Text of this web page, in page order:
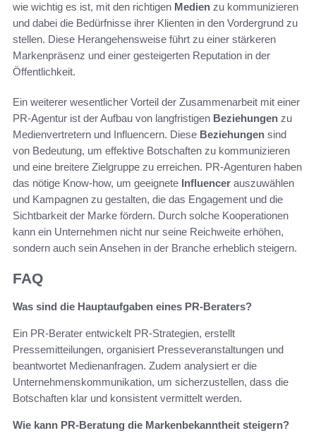
wie wichtig es ist, mit den richtigen Medien zu kommunizieren
und dabei die Bedürfnisse ihrer Klienten in den Vordergrund zu
stellen. Diese Herangehensweise führt zu einer stärkeren
Markenpräsenz und einer gesteigerten Reputation in der
Öffentlichkeit.
Ein weiterer wesentlicher Vorteil der Zusammenarbeit mit einer
PR-Agentur ist der Aufbau von langfristigen Beziehungen zu
Medienvertretern und Influencern. Diese Beziehungen sind
von Bedeutung, um effektive Botschaften zu kommunizieren
und eine breitere Zielgruppe zu erreichen. PR-Agenturen haben
das nötige Know-how, um geeignete Influencer auszuwählen
und Kampagnen zu gestalten, die das Engagement und die
Sichtbarkeit der Marke fördern. Durch solche Kooperationen
kann ein Unternehmen nicht nur seine Reichweite erhöhen,
sondern auch sein Ansehen in der Branche erheblich steigern.
FAQ
Was sind die Hauptaufgaben eines PR-Beraters?
Ein PR-Berater entwickelt PR-Strategien, erstellt
Pressemitteilungen, organisiert Presseveranstaltungen und
beantwortet Medienanfragen. Zudem analysiert er die
Unternehmenskommunikation, um sicherzustellen, dass die
Botschaften klar und konsistent vermittelt werden.
Wie kann PR-Beratung die Markenbekanntheit steigern?